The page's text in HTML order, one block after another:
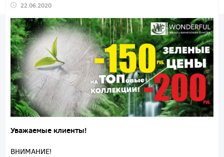
22.06.2020
Уважаемые клиенты!
ВНИМАНИЕ!